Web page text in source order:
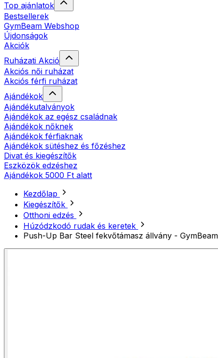
Top ajánlatok
Bestsellerek
GymBeam Webshop
Újdonságok
Akciók
Ruházati Akció
Akciós női ruházat
Akciós férfi ruházat
Ajándékok
Ajándékutalványok
Ajándékok az egész családnak
Ajándékok nőknek
Ajándékok férfiaknak
Ajándékok sütéshez és főzéshez
Divat és kiegészítők
Eszközök edzéshez
Ajándékok 5000 Ft alatt
Kezdőlap
Kiegészítők
Otthoni edzés
Húzódzkodó rudak és keretek
Push-Up Bar Steel fekvőtámasz állvány - GymBeam